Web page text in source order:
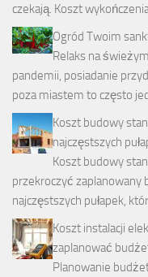
czekają. Koszt
Ogród Twoim
Relaks na
pandemii, posiadanie
poza miastem to często
Koszt budowy
najczęstszych
Koszt budowy
przekroczyć zaplanowany
najczęstszych pułapek,
Koszt instalacji
zaplanować
Planowanie